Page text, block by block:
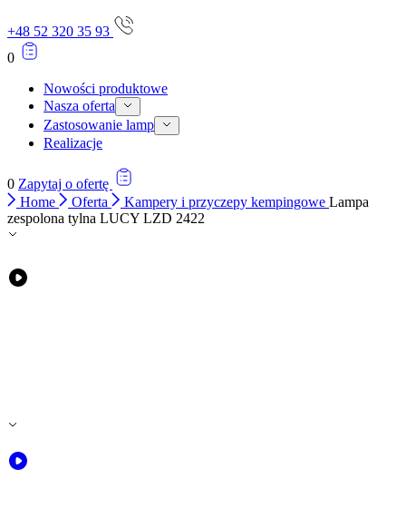
+48 52 320 35 93
0
Nowości produktowe
Nasza oferta
Zastosowanie lamp
Realizacje
0 Zapytaj o ofertę
Home
Oferta Kampery i przyczepy kempingowe Lampa
zespolona tylna LUCY LZD 2422